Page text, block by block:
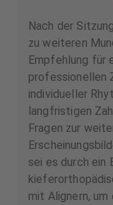
Nach der
zu weiteren
Empfehlung für
professionellen
individueller
langfristigen
Fragen zur
sei es durch ein
mit Alignern,